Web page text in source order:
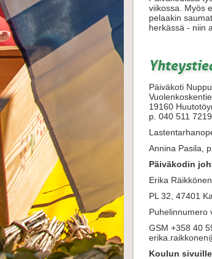
viikossa. Myös
pelaakin
herkässä - niin
Päiväkoti
19160
p. 040 511 7219
Annina Pasila,
Päiväkodin
Erika Räikkönen
PL 32, 47401
Puhelinnumero
GSM +358 40
Koulun